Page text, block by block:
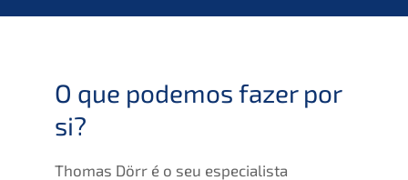
O que podemos fazer por
si?
Thomas Dörr é o seu especialista